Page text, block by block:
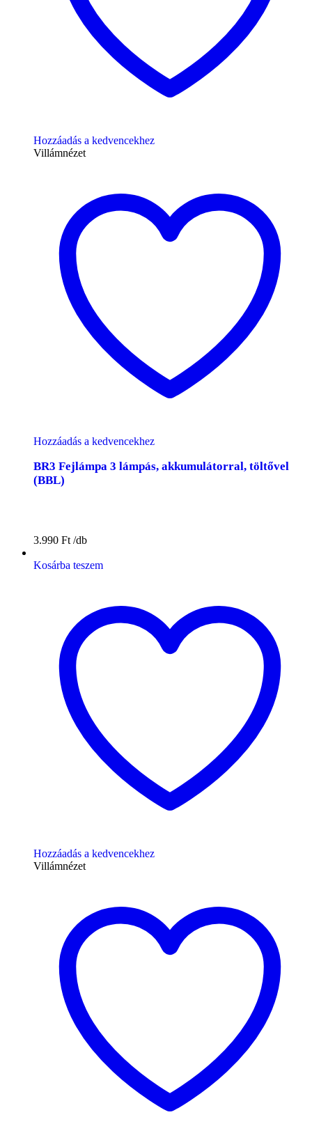
Hozzáadás a kedvencekhez
Villámnézet
Hozzáadás a kedvencekhez
BR3 Fejlámpa 3 lámpás, akkumulátorral, töltővel
(BBL)
3.990 Ft
Kosárba teszem
Hozzáadás a kedvencekhez
Villámnézet